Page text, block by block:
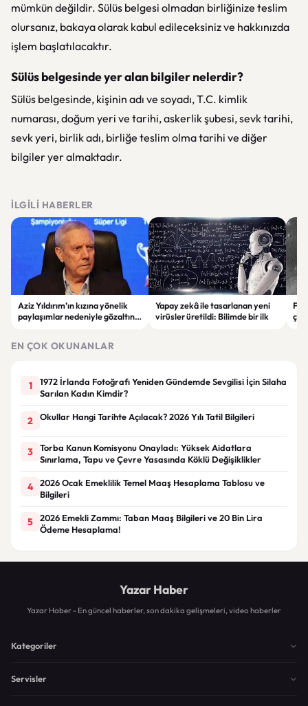
mümkün değildir. Sülüs belgesi olmadan birliğinize teslim
olursanız, bakaya olarak kabul edileceksiniz ve hakkınızda
işlem başlatılacaktır.
Sülüs belgesinde yer alan bilgiler nelerdir?
Sülüs belgesinde, kişinin adı ve soyadı, T.C. kimlik
numarası, doğum yeri ve tarihi, askerlik şubesi, sevk tarihi,
sevk yeri, birlik adı, birliğe teslim olma tarihi ve diğer
bilgiler yer almaktadır.
İLGILI HABERLER
Aziz Yıldırım’ın kızına yönelik
paylaşımlar nedeniyle gözaltına
Yapay zekâ ile tasarlanan yeni
virüsler üretildi: Bilimde bir ilk
EN ÇOK OKUNANLAR
1
1972 İrlanda Fotoğrafı Yeniden Gündemde Sevgilisi İçin Silaha
Sarılan Kadın Kimdir?
2 Okullar Hangi Tarihte Açılacak? 2026 Yılı Tatil Bilgileri
3
Torba Kanun Komisyonu Onayladı: Yüksek Aidatlara
Sınırlama, Tapu ve Çevre Yasasında Köklü Değişiklikler
4
2026 Ocak Emeklilik Temel Maaş Hesaplama Tablosu ve
Bilgileri
5
2026 Emekli Zammı: Taban Maaş Bilgileri ve 20 Bin Lira
Ödeme Hesaplama!
Yazar Haber
Yazar Haber - En güncel haberler, son dakika gelişmeleri, video haberler
Kategoriler
Servisler